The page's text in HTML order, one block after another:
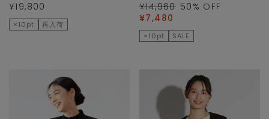
¥19,800
×10pt 再入荷
¥14,960 50 % OFF
¥7,480
×10pt SALE